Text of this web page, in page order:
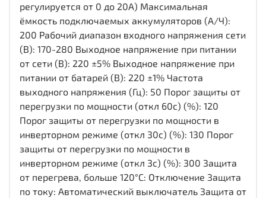
регулируется от 0 до 20А) Максимальная
ёмкость подключаемых аккумуляторов (А/Ч):
200 Рабочий диапазон входного напряжения сети
(В): 170-280 Выходное напряжение при питании
от сети (В): 220 ±5% Выходное напряжение при
питании от батарей (В): 220 ±1% Частота
выходного напряжения (Гц): 50 Порог защиты от
перегрузки по мощности (откл 60с) (%): 120
Порог защиты от перегрузки по мощности в
инверторном режиме (откл 30с) (%): 130 Порог
защиты от перегрузки по мощности в
инверторном режиме (откл 3с) (%): 300 Защита
от перегрева, больше 120°C: Отключение Защита
по току: Автоматический выключатель Защита от